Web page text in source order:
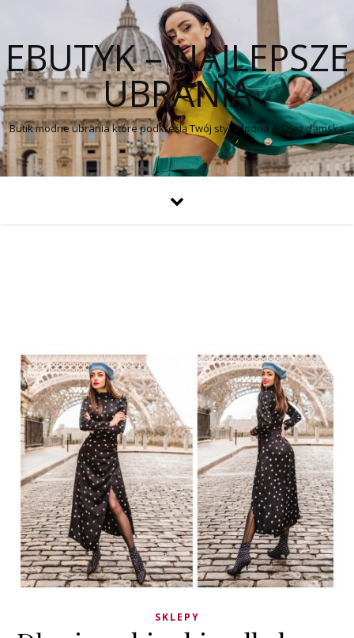
EBUTYK – NAJLEPSZE
UBRANIA
Butik modne ubrania które podkreślą Twój styl. Modna odzież damska
SKLEPY